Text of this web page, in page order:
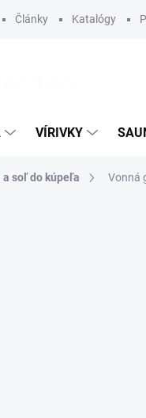
Články Katalógy
VÍRIVKY
a soľ do kúpeľa Vonná